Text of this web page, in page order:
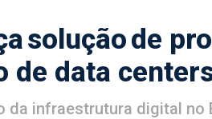
solução de
de data
da infraestrutura digital no